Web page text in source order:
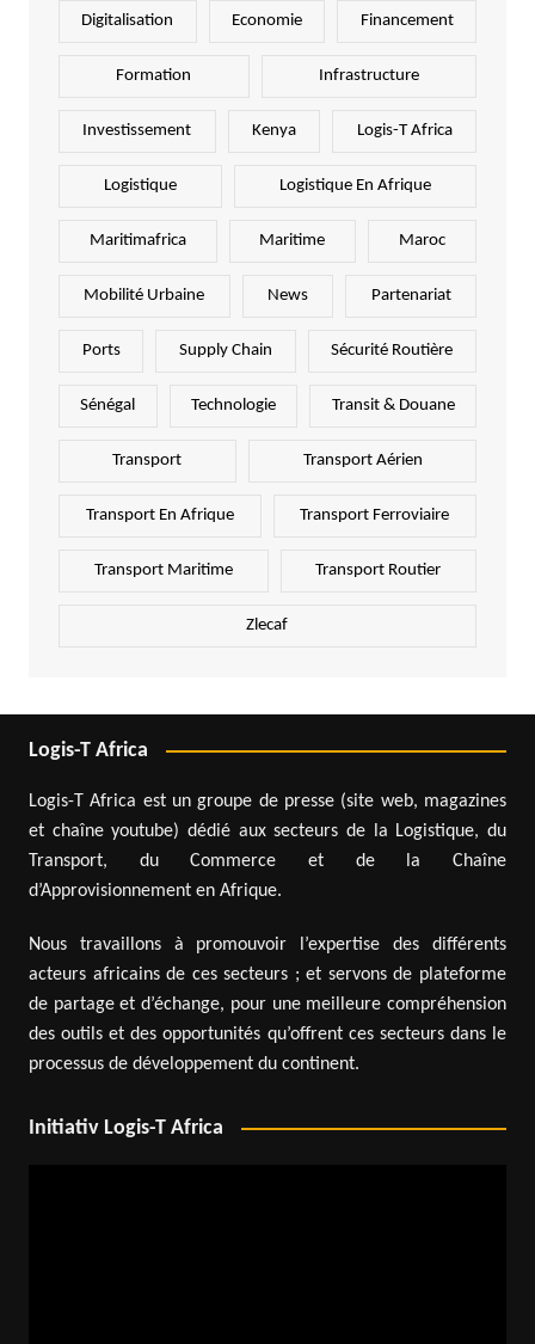
Digitalisation Economie Financement
Formation Infrastructure
Investissement Kenya Logis-T Africa
Logistique Logistique En Afrique
Maritimafrica Maritime Maroc
Mobilité Urbaine News Partenariat
Ports Supply Chain Sécurité Routière
Sénégal Technologie Transit & Douane
Transport Transport Aérien
Transport En Afrique Transport Ferroviaire
Transport Maritime Transport Routier
Zlecaf
Logis-T Africa
Logis-T Africa est un groupe de presse (site web, magazines
et chaîne youtube) dédié aux secteurs de la Logistique, du
Transport, du Commerce et de la Chaîne
d’Approvisionnement en Afrique.
Nous travaillons à promouvoir l’expertise des différents
acteurs africains de ces secteurs ; et servons de plateforme
de partage et d’échange, pour une meilleure compréhension
des outils et des opportunités qu’offrent ces secteurs dans le
processus de développement du continent.
Initiativ Logis-T Africa